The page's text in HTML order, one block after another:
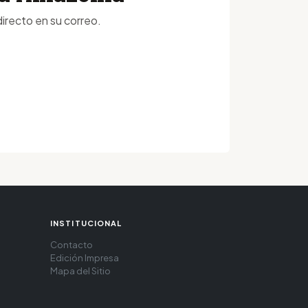
en su correo.
INSTITUCIONAL
Contacto
Edición Impresa
Mapa del Sitio